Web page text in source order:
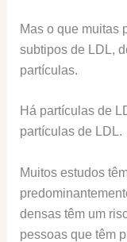
Mas o que muitas
subtipos de LDL,
partículas.
Há partículas de
partículas de LDL.
Muitos estudos
densas têm um
pessoas que têm